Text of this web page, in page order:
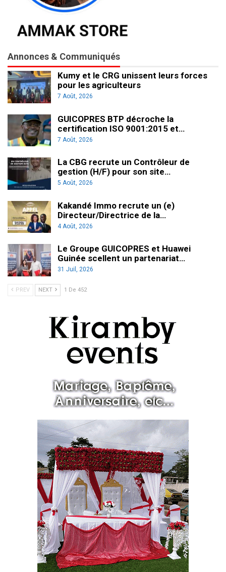
Annonces & Communiqués
Kumy et le CRG unissent leurs forces
pour les agriculteurs
7 Août, 2026
GUICOPRES BTP décroche la
certification ISO 9001:2015 et…
7 Août, 2026
La CBG recrute un Contrôleur de
gestion (H/F) pour son site…
5 Août, 2026
Kakandé Immo recrute un (e)
Directeur/Directrice de la…
4 Août, 2026
Le Groupe GUICOPRES et Huawei
Guinée scellent un partenariat…
31 Juil, 2026
PREV NEXT 1 De 452